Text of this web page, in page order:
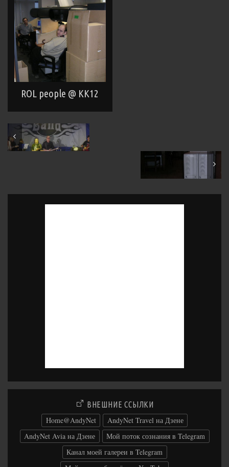
ROL people @ KK12
September 2005
November 2005
ВНЕШНИЕ ССЫЛКИ
Home@AndyNet
AndyNet Travel на Дзене
AndyNet Avia на Дзене
Мой поток сознания в Telegram
Канал моей галереи в Telegram